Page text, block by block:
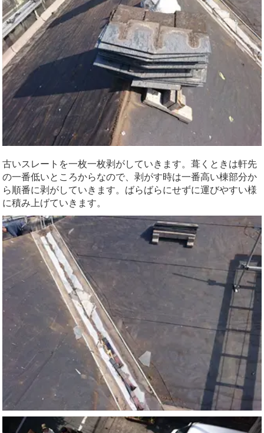
古いスレートを一枚一枚剥がしていきます。葺くときは軒先
の一番低いところからなので、剥がす時は一番高い棟部分か
ら順番に剥がしていきます。ばらばらにせずに運びやすい様
に積み上げていきます。